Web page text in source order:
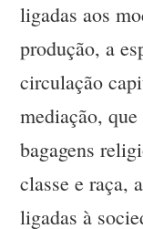
ligadas aos
produção, a
circulação
mediação,
bagagens
classe e raça,
ligadas à